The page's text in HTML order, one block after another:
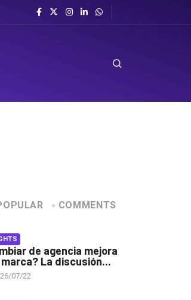
COMMENTS
de agencia mejora
La discusión...
07/22